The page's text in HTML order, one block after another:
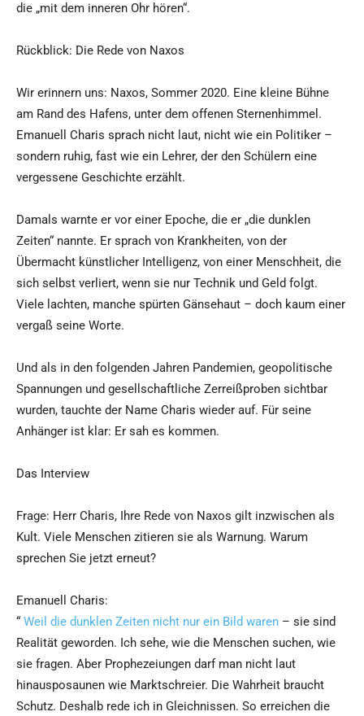
die „mit dem inneren Ohr hören“.
Rückblick: Die Rede von Naxos
Wir erinnern uns: Naxos, Sommer 2020. Eine kleine Bühne
am Rand des Hafens, unter dem offenen Sternenhimmel.
Emanuell Charis sprach nicht laut, nicht wie ein Politiker –
sondern ruhig, fast wie ein Lehrer, der den Schülern eine
vergessene Geschichte erzählt.
Damals warnte er vor einer Epoche, die er „die dunklen
Zeiten“ nannte. Er sprach von Krankheiten, von der
Übermacht künstlicher Intelligenz, von einer Menschheit, die
sich selbst verliert, wenn sie nur Technik und Geld folgt.
Viele lachten, manche spürten Gänsehaut – doch kaum einer
vergaß seine Worte.
Und als in den folgenden Jahren Pandemien, geopolitische
Spannungen und gesellschaftliche Zerreißproben sichtbar
wurden, tauchte der Name Charis wieder auf. Für seine
Anhänger ist klar: Er sah es kommen.
Das Interview
Frage: Herr Charis, Ihre Rede von Naxos gilt inzwischen als
Kult. Viele Menschen zitieren sie als Warnung. Warum
sprechen Sie jetzt erneut?
Emanuell Charis:
“ Weil die dunklen Zeiten nicht nur ein Bild waren – sie sind
Realität geworden. Ich sehe, wie die Menschen suchen, wie
sie fragen. Aber Prophezeiungen darf man nicht laut
hinausposaunen wie Marktschreier. Die Wahrheit braucht
Schutz. Deshalb rede ich in Gleichnissen. So erreichen die